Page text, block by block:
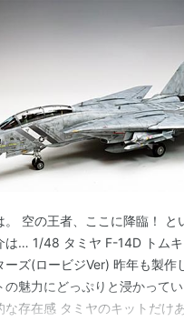
。 空の王者、ここに降臨！ と
は… 1/48 タミヤ F-14D トム
ーズ(ロービジVer) 昨年も製作
の魅力にどっぷりと浸かって
な存在感 タミヤのキットだけ